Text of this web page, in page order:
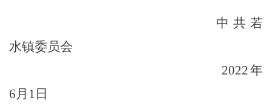
中共若
水镇委员会
2022年
6月1 日